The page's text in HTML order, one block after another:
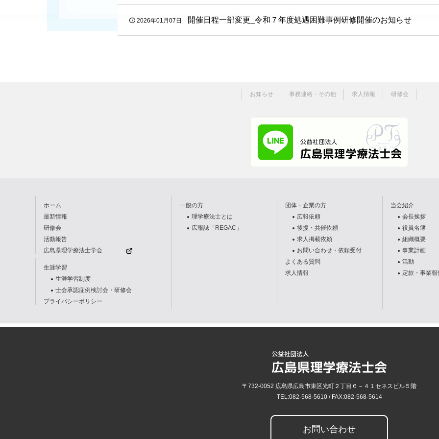
2026年01月07日 開催日程一部変更_令和７年度処遇困難事例研修開催のお知らせ
お知らせ 事務連絡・その他 求人情報 研修会
ホーム
最新情報
研修会
活動報告
広島県理学療法士学会
生涯学習
生涯学習制度
士会承認症例検討会・研修会
プライバシーポリシー
一般の方
理学療法士とは
広報誌「REGAC」
団体・企業の方
広報依頼
後援・共催依頼
求人掲載依頼
お問い合わせ・依頼受付
よくある質問
求人情報
当会紹介
会長挨拶
役員名簿
組織概要
事業計画
活動
定款・事業報
〒732-0052 広島県広島市東区光町２丁目６－４１セネスビル５階
TEL:082-568-5610/ FAX:082-568-5614
お問い合わせ